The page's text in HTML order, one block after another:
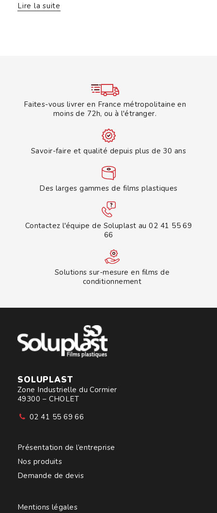
Lire la suite
Faites-vous livrer en France métropolitaine en
moins de 72h, ou à l'étranger.
Savoir-faire et qualité depuis plus de 30 ans
Des larges gammes de films plastiques
Contactez l'équipe de Soluplast au 02 41 55 69
66
Solutions sur-mesure en films de
conditionnement
SOLUPLAST
Zone Industrielle du Cormier
49300 – CHOLET
02 41 55 69 66
Présentation de l’entreprise
Nos produits
Demande de devis
Mentions légales